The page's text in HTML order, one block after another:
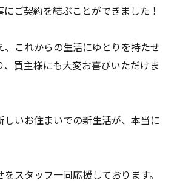
ご契約を結ぶことができました！
、これからの生活にゆとりを持たせ
、買主様にも大変お喜びいただけま
しいお住まいでの新生活が、本当に
スタッフ一同応援しております。